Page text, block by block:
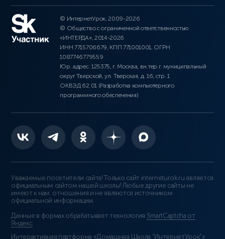
© ИнтернетУрок, 2009-2026
© Общество с ограниченной ответственностью
«ИНТЕРДА», 2014-2026
ИНН 7715706679, КПП 771001001, ОГРН
1087746779559
Юр. адрес: 125375, г. Москва, вн.тер.г. муниципальный
округ Тверской, ул. Тверская, д. 16, стр. 1
ОКВЭД 62.01 (Разработка компьютерного
программного обеспечения)
Уважаемые посетители сайта! Только сайт interneturok.ru является
официальным сайтом нашей школы! Любые другие сайты не
имеют к нам отношения и не являются источником
официальной информации.
Данные в формах обрабатывает технология SmartCaptcha от
Яндекс
Интерактивная платформа «Домашняя Школа “ИнтернетУрок”»